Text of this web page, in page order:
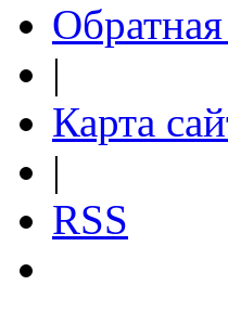
Обратная
|
Карта
|
RSS